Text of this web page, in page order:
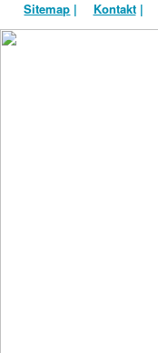
Sitemap | Kontakt|